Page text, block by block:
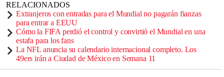
RELACIONADOS
Extranjeros con entradas para el Mundial no pagarán fianzas
para entrar a EEUU
Cómo la FIFA perdió el control y convirtió el Mundial en una
estafa para los fans
La NFL anuncia su calendario internacional completo. Los
49ers irán a Ciudad de México en Semana 11